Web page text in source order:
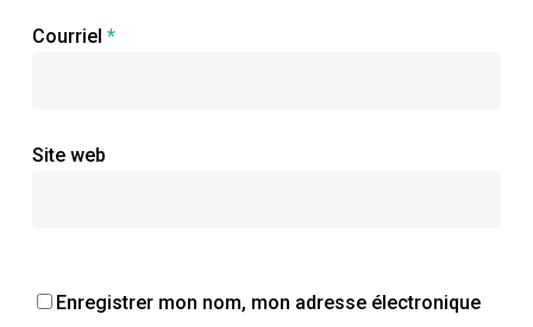
Courriel *
Site web
Enregistrer mon nom, mon adresse électronique